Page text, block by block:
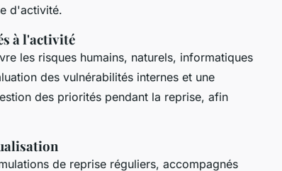
d'activité.
à l'activité
les risques humains, naturels, informatiques
des vulnérabilités internes et une
des priorités pendant la reprise, afin
de reprise réguliers, accompagnés